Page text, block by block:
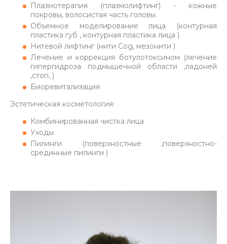
Плазмотерапия (плазмолифтинг) - кожные
покровы, волосистая часть головы.
Объемное моделирование лица (контурная
пластика губ , контурная пластика лица )
Нитевой лифтинг (нити Cog, мезонити )
Лечение и коррекция ботулотоксином (лечение
гипергидроза подмышечной области ,ладоней
,стоп, )
Биоревитализация
Эстетическая косметология:
Комбинированная чистка лица
Уходы
Пилинги (поверхностные ,поверхностно-
срединные пилинги )